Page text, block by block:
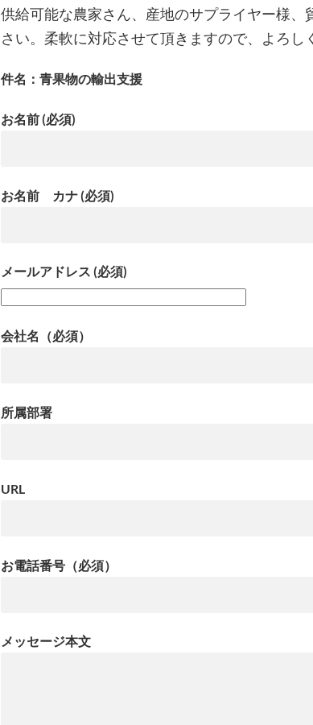
供給可能な農家さん、産地のサプライヤー様、
さい。柔軟に対応させて頂きますので、よろし
件名：青果物の輸出支援
お名前 (必須)
お名前 カナ (必須)
メールアドレス (必須)
会社名（必須）
所属部署
URL
お電話番号（必須）
メッセージ本文